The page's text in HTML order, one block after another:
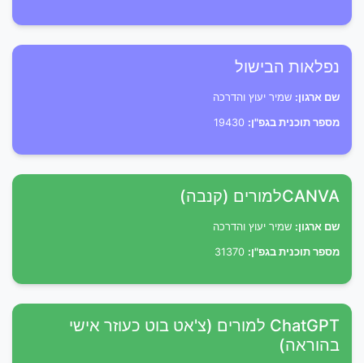
נפלאות הבישול
שם ארגון: שמיר יעוץ והדרכה
מספר תוכנית בגפ"ן:
CANVAלמורים (קנבה)
שם ארגון: שמיר יעוץ והדרכה
מספר תוכנית בגפ"ן:
ChatGPT למורים (צ'אט בוט כעוזר אישי
בהוראה)